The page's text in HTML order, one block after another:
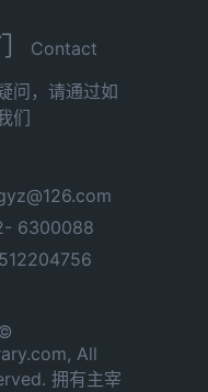
Contact
问，请通过如
们
6300088
All
拥有主宰